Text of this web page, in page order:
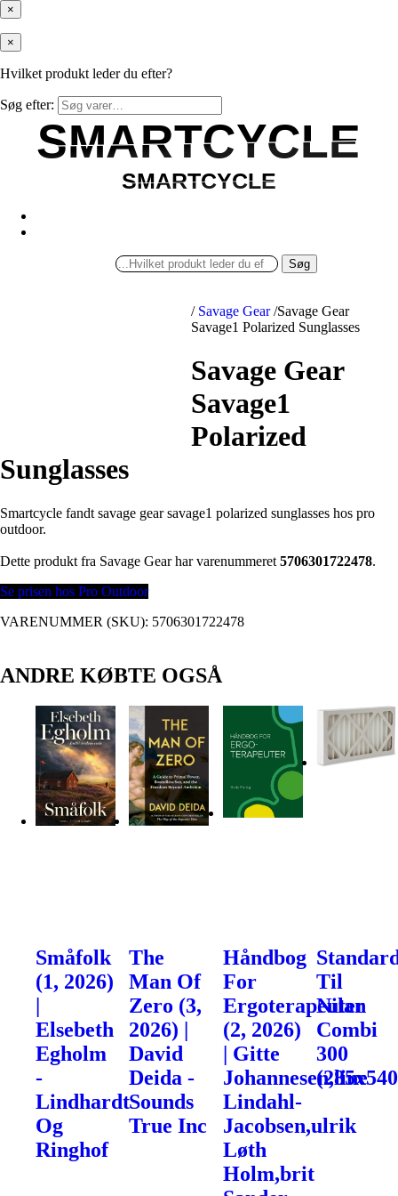
×
×
Hvilket produkt leder du efter?
Søg efter:
SMARTCYCLE
SMARTCYCLE
SMARTCYCLE
SMARTCYCLE
Søg
/ Savage Gear /Savage Gear
Savage1 Polarized Sunglasses
Savage Gear
Savage1
Polarized
Sunglasses
Smartcycle fandt savage gear savage1 polarized sunglasses hos pro
outdoor.
Dette produkt fra Savage Gear har varenummeret 5706301722478.
Se prisen hos Pro Outdoor
VARENUMMER (SKU): 5706301722478
ANDRE KØBTE OGSÅ
Småfolk
(1, 2026)
|
Elsebeth
Egholm
-
Lindhardt
Og
Ringhof
The
Man Of
Zero (3,
2026) |
David
Deida -
Sounds
True Inc
Håndbog
For
Ergoterapeuter
(2, 2026)
| Gitte
Johannesen,line
Lindahl-
Jacobsen,ulrik
Løth
Holm,brit
Til
Nilan
Combi
300